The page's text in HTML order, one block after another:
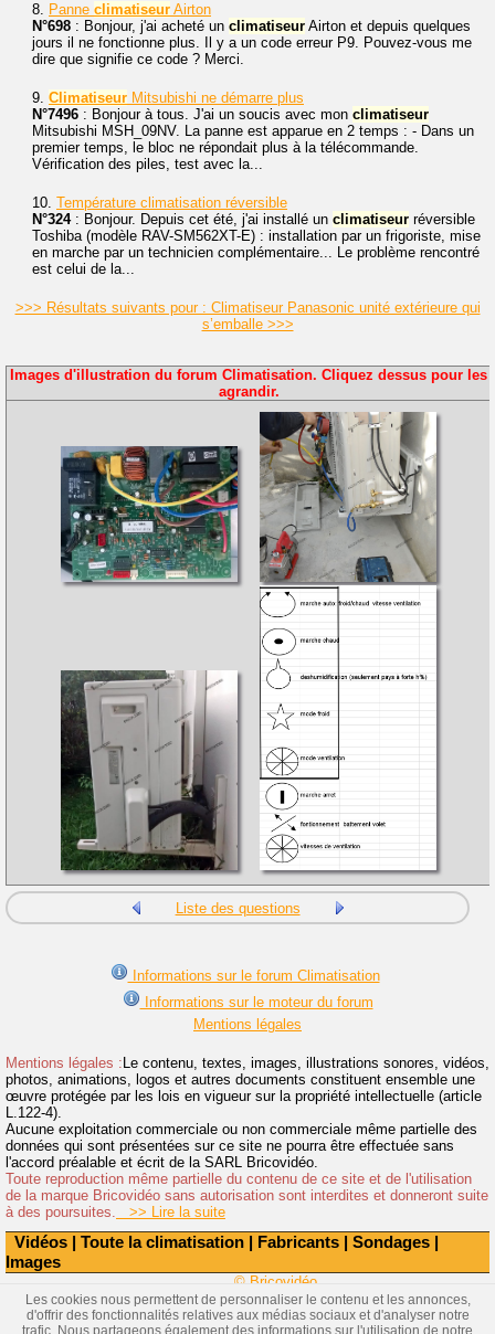
Vidéos | Toute la climatisation | Fabricants | Sondages |
Images
8. Panne climatiseur Airton
N°698 : Bonjour, j'ai acheté un climatiseur Airton et depuis quelques
jours il ne fonctionne plus. Il y a un code erreur P9. Pouvez-vous me
dire que signifie ce code ? Merci.
9. Climatiseur Mitsubishi ne démarre plus
N°7496 : Bonjour à tous. J'ai un soucis avec mon climatiseur
Mitsubishi MSH_09NV. La panne est apparue en 2 temps : - Dans un
premier temps, le bloc ne répondait plus à la télécommande.
Vérification des piles, test avec la...
10. Température climatisation réversible
N°324: Bonjour. Depuis cet été, j'ai installé un climatiseur réversible
Toshiba (modèle RAV-SM562XT-E) : installation par un frigoriste, mise
en marche par un technicien complémentaire... Le problème rencontré
est celui de la...
>>> Résultats suivants pour : Climatiseur Panasonic unité extérieure qui
s’emballe >>>
Images d'illustration du forum Climatisation. Cliquez dessus pour les
agrandir.
Liste des questions
Informations sur le forum Climatisation
Informations sur le moteur du forum
Mentions légales
Mentions légales : Le contenu, textes, images, illustrations sonores, vidéos,
photos, animations, logos et autres documents constituent ensemble une
œuvre protégée par les lois en vigueur sur la propriété intellectuelle (article
L.122-4).
Aucune exploitation commerciale ou non commerciale même partielle des
données qui sont présentées sur ce site ne pourra être effectuée sans
l'accord préalable et écrit de la SARL Bricovidéo.
Toute reproduction même partielle du contenu de ce site et de l'utilisation
de la marque Bricovidéo sans autorisation sont interdites et donneront suite
à des poursuites. >> Lire la suite
© Bricovidéo
Les cookies nous permettent de personnaliser le contenu et les annonces,
d'offrir des fonctionnalités relatives aux médias sociaux et d'analyser notre
trafic. Nous partageons également des informations sur l'utilisation de notre